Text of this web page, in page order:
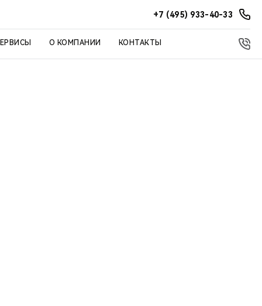
+7 (495) 933-40-33
О КОМПАНИИ КОНТАКТЫ